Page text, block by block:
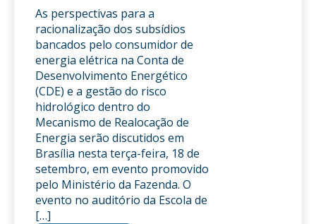
As perspectivas para a
racionalização dos subsídios
bancados pelo consumidor de
energia elétrica na Conta de
Desenvolvimento Energético
(CDE) e a gestão do risco
hidrológico dentro do
Mecanismo de Realocação de
Energia serão discutidos em
Brasília nesta terça-feira, 18 de
setembro, em evento promovido
pelo Ministério da Fazenda. O
evento no auditório da Escola de
[…]